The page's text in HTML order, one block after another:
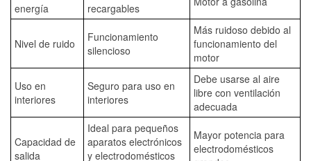
energía
recargables
Nivel de ruido
Funcionamiento
silencioso
Más ruidoso debido al
funcionamiento del
motor
Uso en
interiores
Seguro para uso en
interiores
Debe usarse al aire
libre con ventilación
adecuada
Capacidad de
salida
Ideal para pequeños
aparatos electrónicos
y electrodomésticos
Mayor potencia para
electrodomésticos